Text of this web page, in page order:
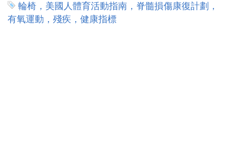
輪椅，美國人體育活動指南，脊髓損傷康復計劃，
有氧運動，殘疾，健康指標